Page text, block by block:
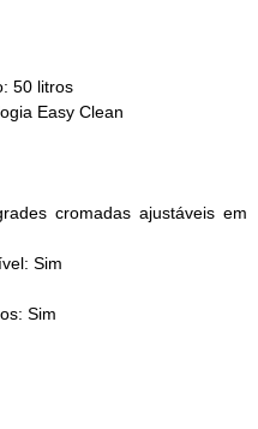
50 litros
Easy Clean
cromadas ajustáveis em
Sim
Sim